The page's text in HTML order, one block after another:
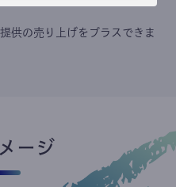
供の売り上げをプラスできま
ージ